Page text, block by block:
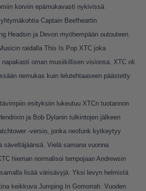
korviin epämukavasti nykivissä
Captain Beefheartin
Headsin ja Devon myöhempään outouteen.
raidalla This Is Pop XTC joka
oman musiikillisen visionsa. XTC oli
riemukas kuin lelutehtaaseen päästetty
esityksiin lukeutuu XTCn tuotannon
ja Bob Dylanin tulkintojen jälkeen
-versio, jonka neofunk kytkeytyy
säveltäjäänsä. Vielä samana vuonna
hieman normalisoi tempojaan Andrewsin
lisää värisävyjä. Yksi levyn helmistä
keikkuva Jumping In Gomorrah. Vuoden